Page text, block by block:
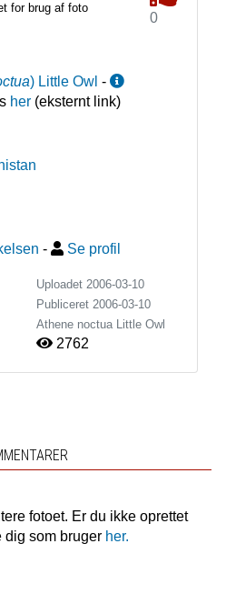
for brug af foto
0
) Little Owl -
her(eksternt link)
- Se profil
Uploadet 2006-03-10
Publiceret 2006-03-10
Athene noctua Little Owl
2762
fotoet. Er du ikke oprettet
dig som bruger her.